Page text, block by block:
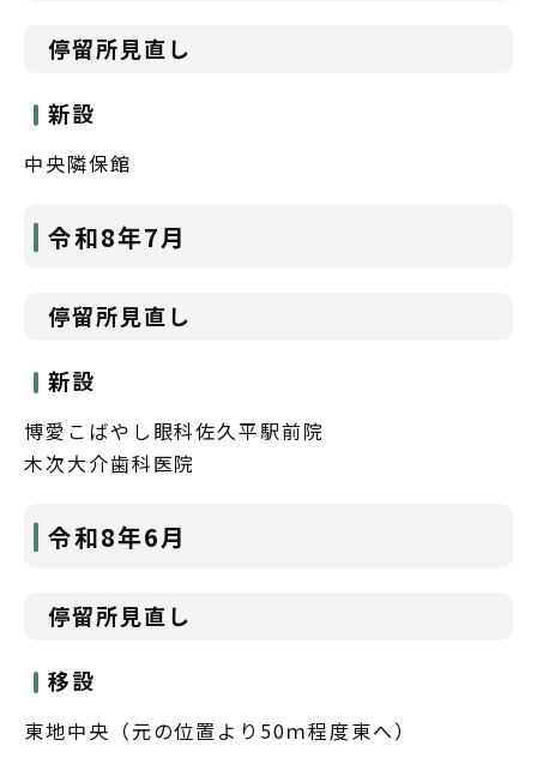
停留所見直し
新設
中央隣保館
令和8年7月
停留所見直し
新設
博愛こばやし眼科佐久平駅前院
木次大介歯科医院
令和8年6月
停留所見直し
移設
東地中央（元の位置より50ｍ程度東へ）